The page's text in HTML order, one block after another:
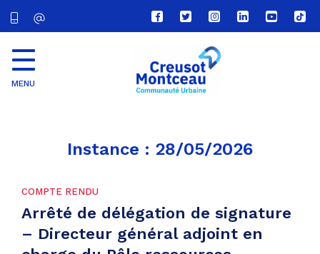
Lien
vers
compte
Facebook
Lien
vers
compte
Twitter
Lien
vers
le
compte
Lien
vers
Lien
vers
Lien
vers
MENU
Instance : 28/05/2026
COMPTE RENDU
Arrêté de délégation de signature
– Directeur général adjoint en